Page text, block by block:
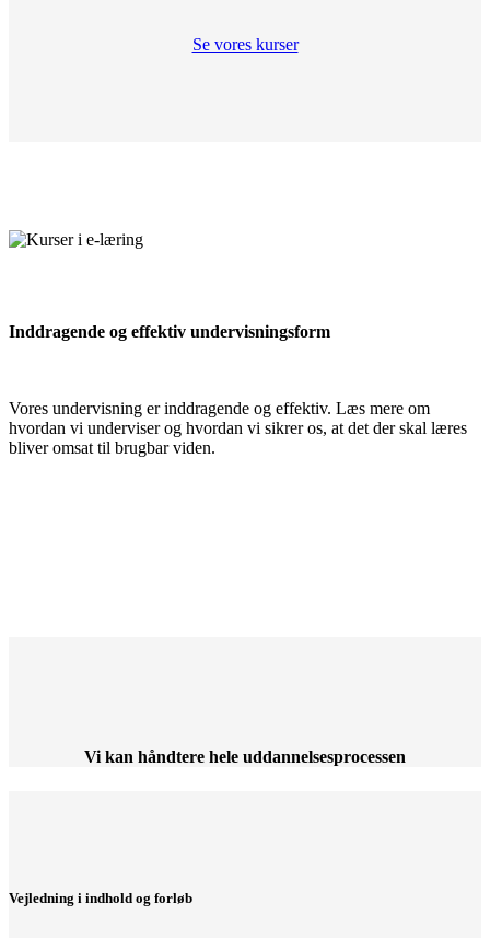
Se vores kurser
Inddragende og effektiv undervisningsform
Vores undervisning er inddragende og effektiv. Læs mere om
hvordan vi underviser og hvordan vi sikrer os, at det der skal læres
bliver omsat til brugbar viden.
Vi kan håndtere hele uddannelsesprocessen
Vejledning i indhold og forløb